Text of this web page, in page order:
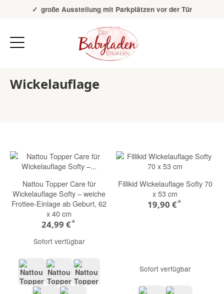
Über 20 Jahre Erfahrung
große Ausstellung mit Parkplätzen vor der Tür
Wickelauflage
Nattou Topper Care für
Wickelauflage Softy – weiche
Frottee-Einlage ab Geburt, 62
x 40 cm
24,99 €*
Sofort verfügbar
grün grau
Fillikid Wickelauflage Softy 70
x 53 cm
19,90 €*
Sofort verfügbar